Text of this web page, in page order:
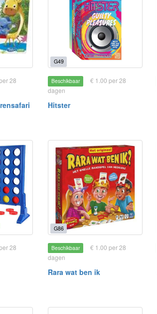
28
G49
Beschikbaar
€ 1.00 per 28
dagen
Hitster
28
G86
Beschikbaar
€ 1.00 per 28
dagen
Rara wat ben ik